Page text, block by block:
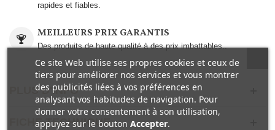
rapides et fiables.
MEILLEURS PRIX GARANTIS
Des produits de haute qualité à des prix imbattables..
PLUS D'INFO
FICHE TECHNIQUE
Ce site Web utilise ses propres cookies et ceux de
tiers pour améliorer nos services et vous montrer
des publicités liées à vos préférences en
analysant vos habitudes de navigation. Pour
donner votre consentement à son utilisation,
appuyez sur le bouton Accepter.